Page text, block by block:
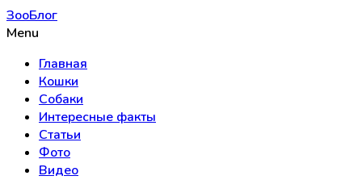
ЗооБлог
Menu
Главная
Кошки
Собаки
Интересные факты
Статьи
Фото
Видео